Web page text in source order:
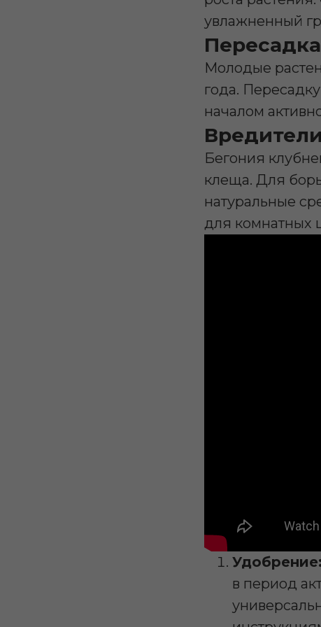
увлажненный
Пересадка
Молодые
года.
началом
Вредители
Бегония
клеща. Для
натуральные
для комнатных
Удобрение:
в период